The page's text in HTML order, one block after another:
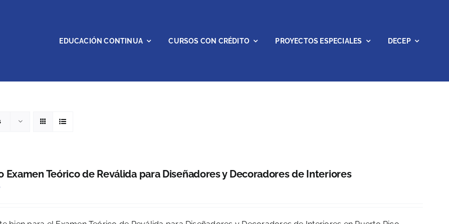
EDUCACIÓN CONTINUA CURSOS CON CRÉDITO PROYECTOS ESPECIALES DECEP
Examen Teórico de Reválida para Diseñadores y Decoradores de Interiores